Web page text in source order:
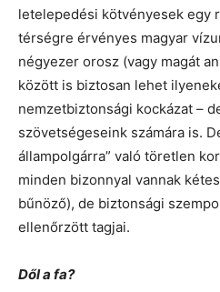
letelepedési kötvényesek egy
térségre érvényes magyar
négyezer orosz (vagy magát
között is biztosan lehet
nemzetbiztonsági kockázat –
szövetségeseink számára is.
állampolgárra” való töretlen
minden bizonnyal vannak
bűnöző), de biztonsági
ellenőrzött tagjai.
Dől a fa?